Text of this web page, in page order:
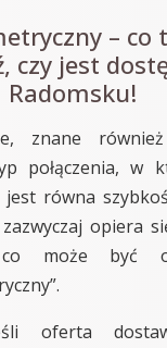
– co
czy jest
Radomsku!
znane
połączenia, w
równa
opiera
co może być
oferta